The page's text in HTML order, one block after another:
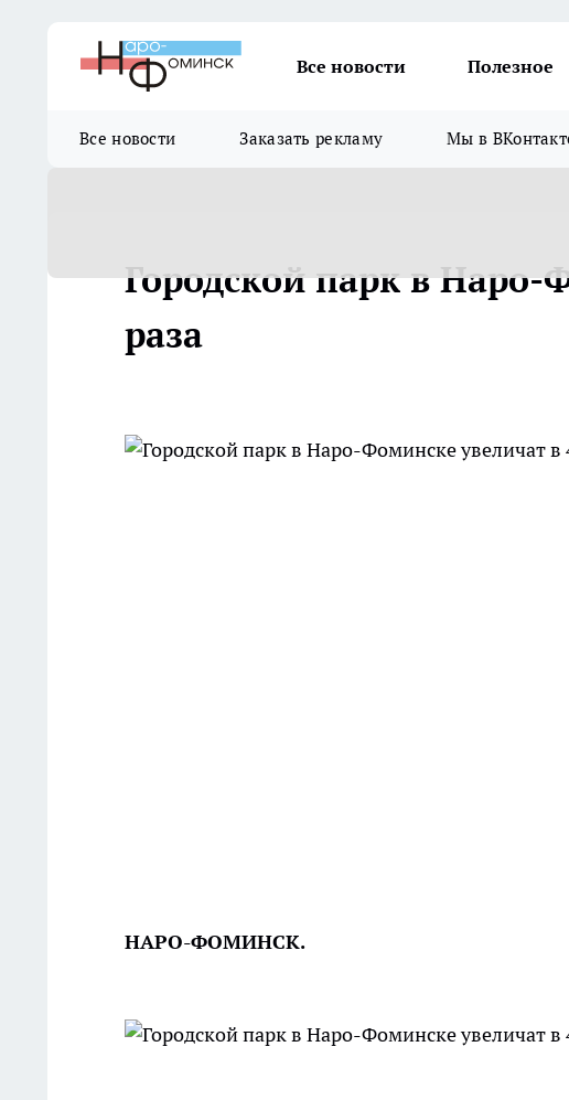
Все новости Полезное
Все новости Заказать рекламу Мы в
Городской парк в Наро-
раза
НАРО-ФОМИНСК.